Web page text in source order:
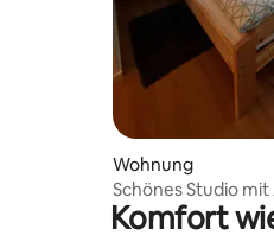
Wohnung
Schönes Studio
Komfort